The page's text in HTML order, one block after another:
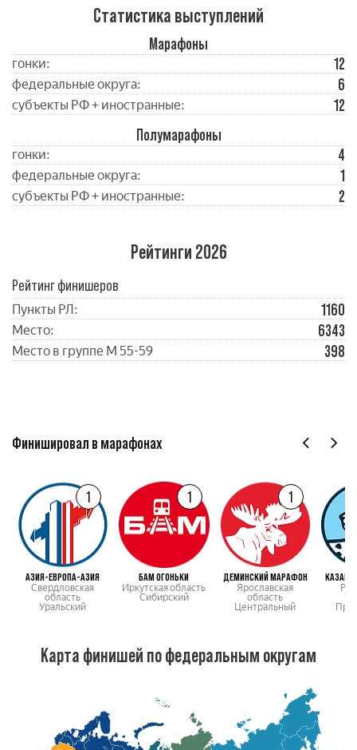
Статистика выступлений
Марафоны
гонки: 12
федеральные округа: 6
субъекты РФ + иностранные:
12
Полумарафоны
гонки: 4
федеральные округа: 1
субъекты РФ + иностранные: 2
Рейтинги 2026
Рейтинг финишеров
Пункты РЛ: 1160
Место: 6343
Место в группе М 55-59 398
Финишировал в марафонах
1
АЗИЯ-ЕВРОПА-АЗИЯ
Свердловская
область
Уральский
1
БАМ ОГОНЬКИ
Иркутская область
Сибирский
1
ДЕМИНСКИЙ МАРАФОН
Ярославская
область
Центральный
Карта финишей по федеральным округам